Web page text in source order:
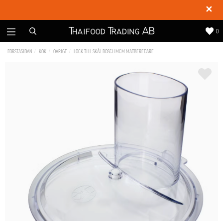
✕
0
FÖRSTASIDAN KÖK ÖVRIGT LOCK TILL SKÅL BOSCH MCM MATBEREDARE